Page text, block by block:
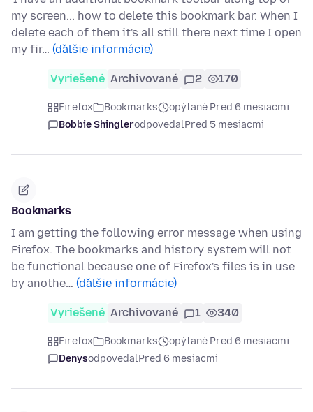
my screen... how to delete this bookmark bar. When I
delete each of them it's all still there next time I open
my fir… (ďalšie informácie)
Vyriešené Archivované 2 170
Firefox Bookmarks
opýtané Pred 6 mesiacmi
Bobbie ShinglerodpovedalPred 5 mesiacmi
Bookmarks
I am getting the following error message when using
Firefox. The bookmarks and history system will not
be functional because one of Firefox's files is in use
by anothe… (ďalšie informácie)
Vyriešené Archivované 1 340
Firefox Bookmarks
opýtané Pred 6 mesiacmi
DenysodpovedalPred 6 mesiacmi